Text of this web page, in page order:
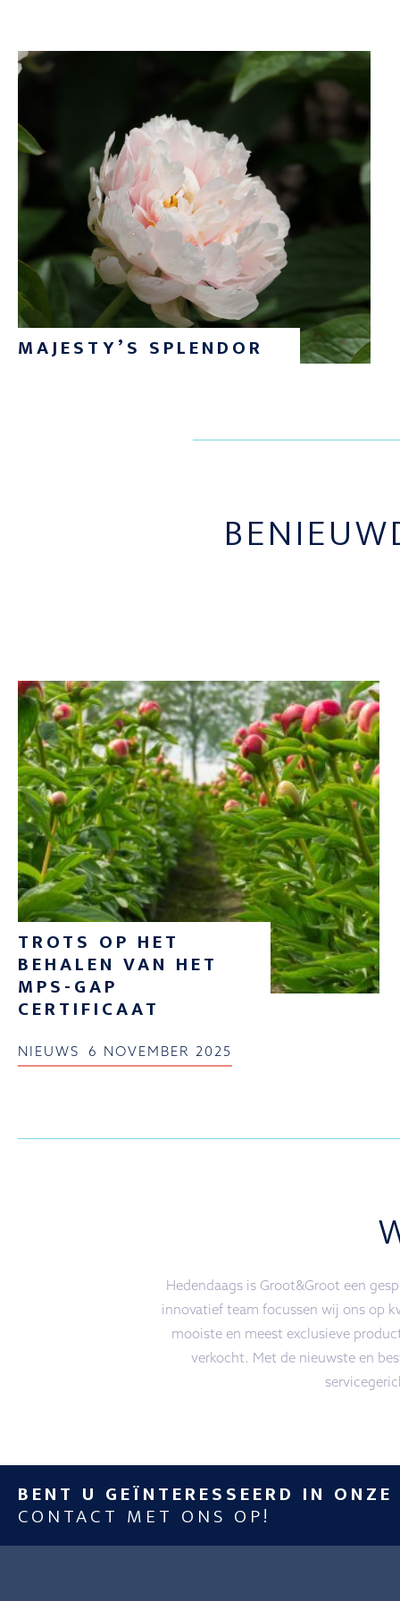
MAJESTY’S SPLENDOR
TROTS OP HET
BEHALEN VAN HET
MPS-GAP
CERTIFICAAT
NIEUWS 6 NOVEMBER 2025
Hedendaags is Groot&Groot een
innovatief team focussen wij ons op
mooiste en meest exclusieve
verkocht. Met de nieuwste en
BENT U GEÏNTERESSEERD IN
CONTACT MET ONS OP!